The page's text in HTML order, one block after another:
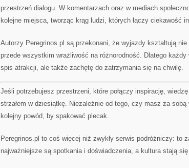
przestrzeń dialogu. W komentarzach oraz w mediach
kolejne miejsca, tworząc krąg ludzi, których łączy ciekawość
Autorzy Peregrinos.pl są przekonani, że wyjazdy kształtują
przede wszystkim wrażliwość na różnorodność. Dlatego
spis atrakcji, ale także zachętę do zatrzymania się na chwilę.
Jeśli potrzebujesz przestrzeni, które połączy inspirację,
strzałem w dziesiątkę. Niezależnie od tego, czy masz za
kolejny powód, by spakować plecak.
Peregrinos.pl to coś więcej niż zwykły serwis podróżniczy: to
najważniejsze są spotkania i doświadczenia, a kultura stają